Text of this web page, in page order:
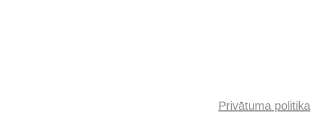
Privātuma politika